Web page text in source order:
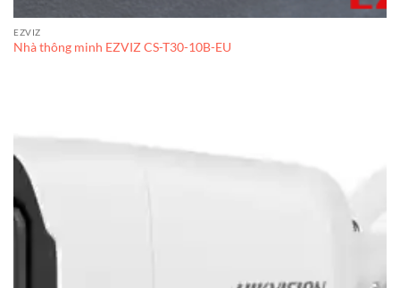
EZVIZ
Nhà thông minh EZVIZ CS-T30-10B-EU